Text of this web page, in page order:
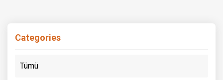
Categories
Tümü